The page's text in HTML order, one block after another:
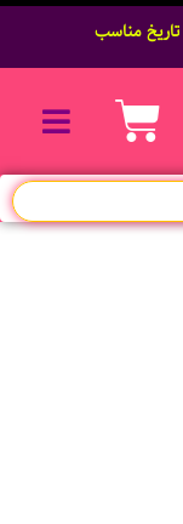
تاریخ مناسب